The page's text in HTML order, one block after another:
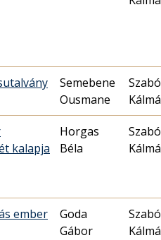
Semebene
Ousmane
Szabó
kalapja
Horgas
Béla
Szabó
ember
Goda
Gábor
Szabó